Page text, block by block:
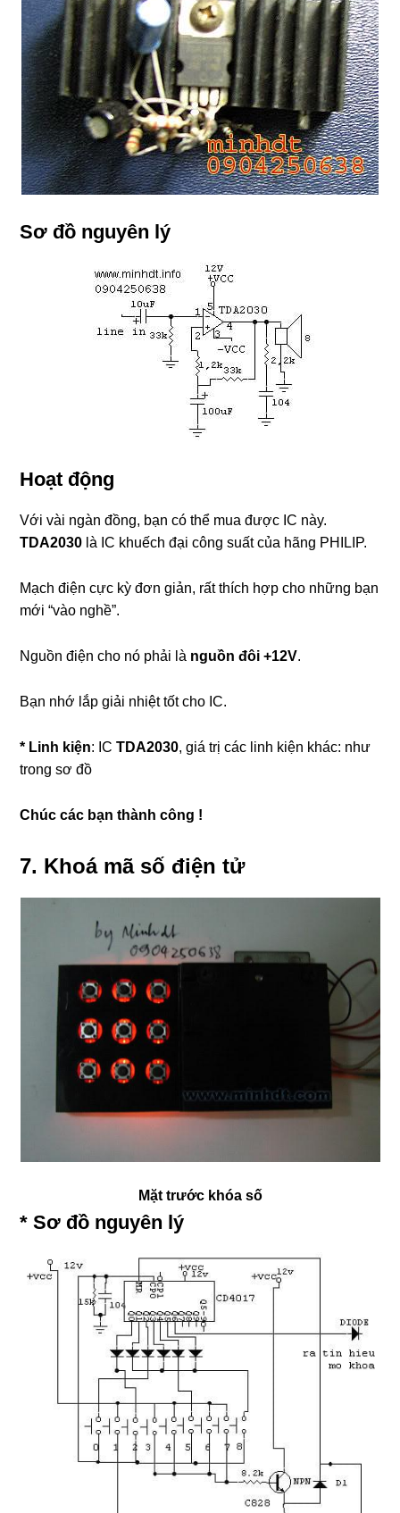
Sơ đồ nguyên lý
Hoạt động
Với vài ngàn đồng, bạn có thể mua được IC này.
TDA2030 là IC khuếch đại công suất của hãng PHILIP.
Mạch điện cực kỳ đơn giản, rất thích hợp cho những bạn
mới “vào nghề”.
Nguồn điện cho nó phải là nguồn đôi +12V.
Bạn nhớ lắp giải nhiệt tốt cho IC.
* Linh kiện: ICTDA2030, giá trị các linh kiện khác: như
trong sơ đồ
Chúc các bạn thành công !
7. Khoá mã số điện tử
Mặt trước khóa số
* Sơ đồ nguyên lý